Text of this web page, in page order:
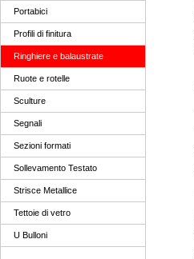
Portabici
Profili di finitura
Ringhiere e balaustrate
Ruote e rotelle
Sculture
Segnali
Sezioni formati
Sollevamento Testato
Strisce Metallice
Tettoie di vetro
U Bulloni